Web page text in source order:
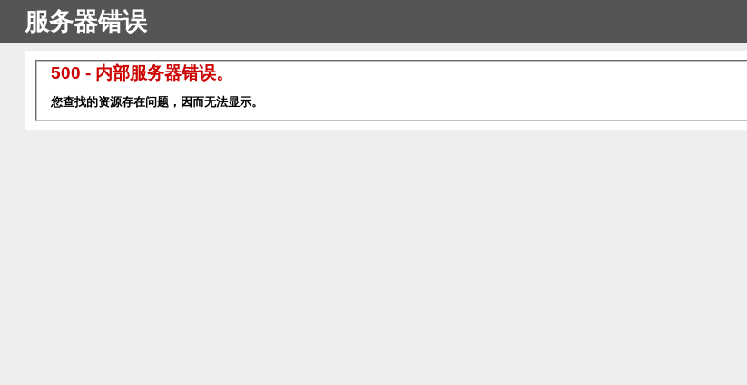
服务器错误
500 - 内部服务器错误。
您查找的资源存在问题，因而无法显示。